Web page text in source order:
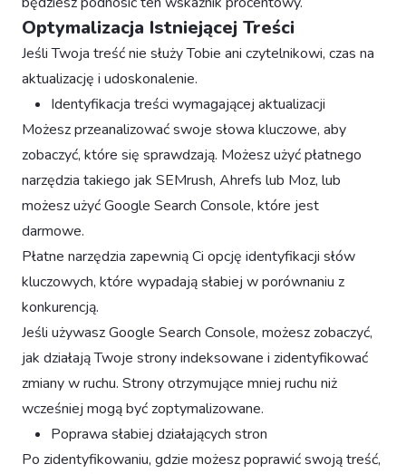
Optymalizacja Istniejącej Treści
Jeśli Twoja treść nie służy Tobie ani czytelnikowi, czas na
aktualizację i udoskonalenie.
Identyfikacja treści wymagającej aktualizacji
Możesz przeanalizować swoje słowa kluczowe, aby
zobaczyć, które się sprawdzają. Możesz użyć płatnego
narzędzia takiego jak SEMrush, Ahrefs lub Moz, lub
możesz użyć Google Search Console, które jest
darmowe.
Płatne narzędzia zapewnią Ci opcję identyfikacji słów
kluczowych, które wypadają słabiej w porównaniu z
konkurencją.
Jeśli używasz Google Search Console, możesz zobaczyć,
jak działają Twoje strony indeksowane i zidentyfikować
zmiany w ruchu. Strony otrzymujące mniej ruchu niż
wcześniej mogą być zoptymalizowane.
Poprawa słabiej działających stron
Po zidentyfikowaniu, gdzie możesz poprawić swoją treść,